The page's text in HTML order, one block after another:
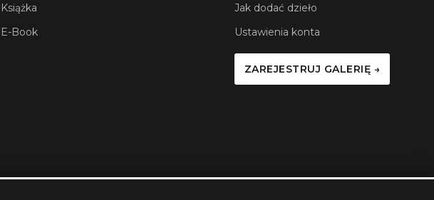
Książka
E-Book
Jak dodać dzieło
Ustawienia konta
ZAREJESTRUJ GALERIĘ →